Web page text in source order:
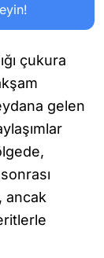
çukura
gelen
ancak